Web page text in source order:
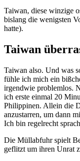
Taiwan, diese winzige
bislang die wenigsten
hatte).
Taiwan
Taiwan also. Und was
fühle ich mich ein
irgendwie problemlos.
ich erste einmal 20
Philippinen. Allein die
anzustarren, um dann
Ich bin regelrecht
Die Müllabfuhr spielt
geflitzt um ihren Unrat